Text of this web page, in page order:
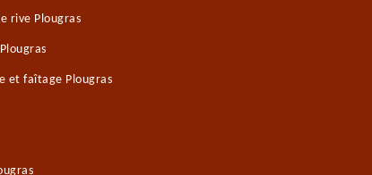
rive Plougras
et faîtage Plougras